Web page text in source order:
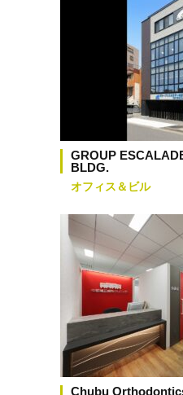
GROUP
BLDG.
オフィス＆ビル
Chubu